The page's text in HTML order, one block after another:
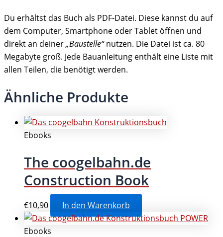
Du erhältst das Buch als PDF-Datei. Diese kannst du auf
dem Computer, Smartphone oder Tablet öffnen und
direkt an deiner„Baustelle“nutzen. Die Datei ist ca. 80
Megabyte groß. Jede Bauanleitung enthält eine Liste mit
allen Teilen, die benötigt werden.
Ähnliche Produkte
Ebooks
The coogelbahn.de
Construction Book
€10,90 In den Warenkorb
Ebooks